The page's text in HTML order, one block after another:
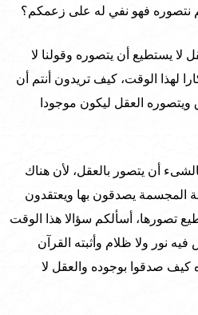
نتصوره فهو نفي له على زعمكم؟
لا يستطيع أن يتصوره وقولنا لا
لهذا الوقت، كيف تريدون أنتم أن
ويتصوره العقل ليكون موجودا
أن يتصور بالعقل، لأن هناك
المجسمة يصدقون بها ويعتقدون
تصورها، أسألكم سؤالا هذا الوقت
نور ولا ظلام وأثبته القرآن
كيف صدقوا بوجوده والعقل لا